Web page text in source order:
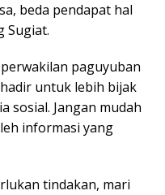
beda pendapat hal
Sugiat.
paguyuban
untuk lebih bijak
sosial. Jangan mudah
informasi yang
tindakan, mari